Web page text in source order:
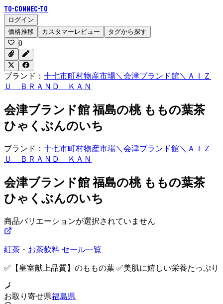
To-Connec-TO
ログイン
価格推移
カスタマーレビュー タグから探す
0
ブランド： 十七市町村物産市場＼会津ブランド館＼ＡＩＺ
Ｕ ＢＲＡＮＤ ＫＡＮ
会津ブランド館 福島の桃 ももの葉茶
ひゃくぶんのいち
ブランド： 十七市町村物産市場＼会津ブランド館＼ＡＩＺ
Ｕ ＢＲＡＮＤ ＫＡＮ
会津ブランド館 福島の桃 ももの葉茶
ひゃくぶんのいち
商品バリエーションが選択されていません
紅茶・お茶飲料 セール一覧
✅【皇室献上品質】のももの葉 ✅美肌に嬉しい栄養たっぷり
お取り寄せ県福島県